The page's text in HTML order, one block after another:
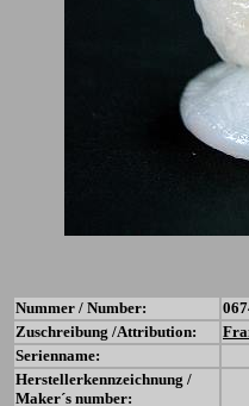
Nummer / Number:
Zuschreibung /Attribution:
Serienname:
Herstellerkennzeichnung /
Maker´s number: